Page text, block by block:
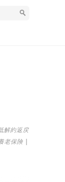
解約返戻
老保険 |